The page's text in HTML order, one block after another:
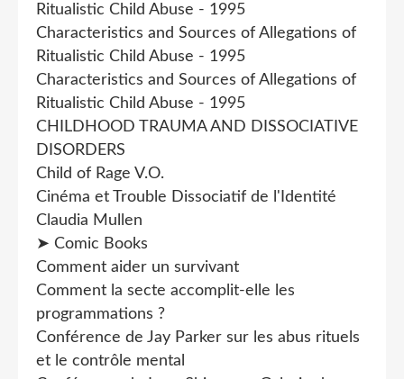
Ritualistic Child Abuse - 1995
Characteristics and Sources of Allegations of
Ritualistic Child Abuse - 1995
Characteristics and Sources of Allegations of
Ritualistic Child Abuse - 1995
CHILDHOOD TRAUMA AND DISSOCIATIVE
DISORDERS
Child of Rage V.O.
Cinéma et Trouble Dissociatif de l'Identité
Claudia Mullen
➤ Comic Books
Comment aider un survivant
Comment la secte accomplit-elle les
programmations ?
Conférence de Jay Parker sur les abus rituels
et le contrôle mental